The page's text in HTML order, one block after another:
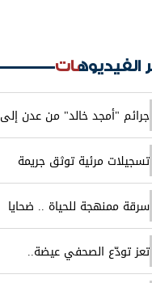
الفيديوهات
جرائم "أمجد خالد" من عدن إلى
تسجيلات مرئية توثق جريمة
الصحفي محمد عيضه
سرقة ممنهجة للحياة .. ضحايا
التجويع يهزمون الخوثي
تعز تودّع الصحفي عيضة..